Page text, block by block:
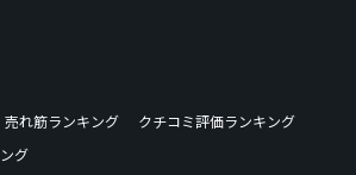
売れ筋ランキング
クチコミ評価ランキング
グ